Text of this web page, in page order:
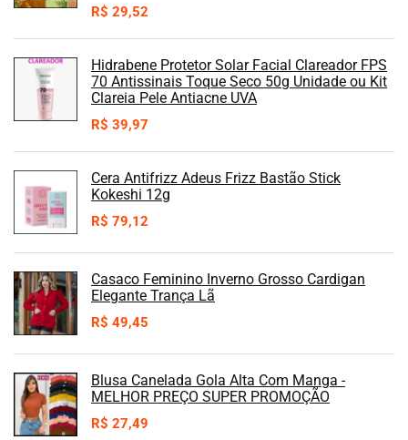
R$ 29,52
Hidrabene Protetor Solar Facial Clareador FPS
70 Antissinais Toque Seco 50g Unidade ou Kit
Clareia Pele Antiacne UVA
R$ 39,97
Cera Antifrizz Adeus Frizz Bastão Stick
Kokeshi 12g
R$ 79,12
Casaco Feminino Inverno Grosso Cardigan
Elegante Trança Lã
R$ 49,45
Blusa Canelada Gola Alta Com Manga -
MELHOR PREÇO SUPER PROMOÇÃO
R$ 27,49